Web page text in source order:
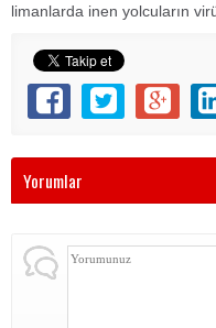
limanlarda inen yolcuların
Yorumlar